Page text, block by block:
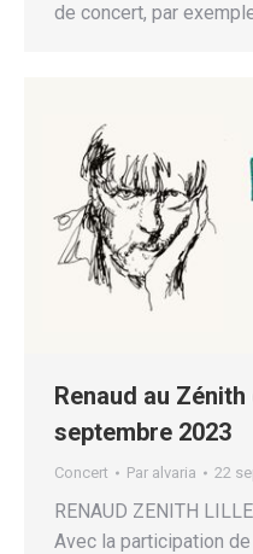
de concert, par
Renaud au
septembre 2023
Concert Par alvaria 22
RENAUD ZENITH
Avec la participation